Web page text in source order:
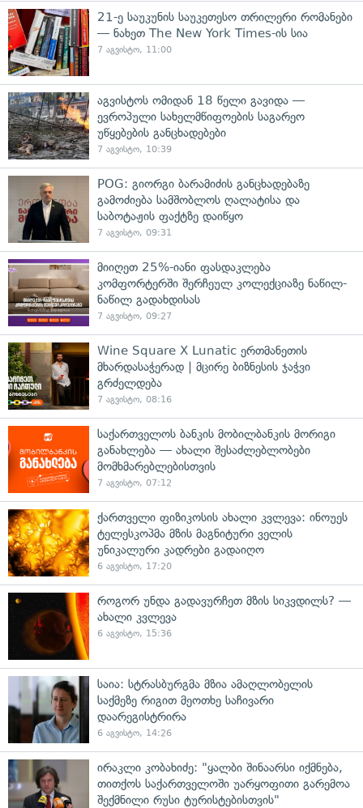
21-ე საუკუნის საუკეთესო თრილერი რომანები
— ნახეთ The New York Times-ის სია
7 აგვისტო, 11:00
აგვისტოს ომიდან 18 წელი გავიდა —
ევროპული სახელმწიფოების საგარეო
უწყებების განცხადებები
7 აგვისტო, 10:39
POG: გიორგი ბარამიძის განცხადებაზე
გამოძიება სამშობლოს ღალატისა და
საბოტაჟის ფაქტზე დაიწყო
7 აგვისტო, 09:31
მიიღეთ 25%-იანი ფასდაკლება
კომფორტერში შერჩეულ კოლექციაზე ნაწილ-
ნაწილ გადახდისას
7 აგვისტო, 09:27
Wine Square X Lunatic ერთმანეთის
მხარდასაჭერად | მცირე ბიზნესის ჯაჭვი
გრძელდება
7 აგვისტო, 08:16
საქართველოს ბანკის მობილბანკის მორიგი
განახლება — ახალი შესაძლებლობები
მომხმარებლებისთვის
7 აგვისტო, 07:12
ქართველი ფიზიკოსის ახალი კვლევა: ინოუეს
ტელესკოპმა მზის მაგნიტური ველის
უნიკალური კადრები გადაიღო
6 აგვისტო, 17:20
როგორ უნდა გადავურჩეთ მზის სიკვდილს? —
ახალი კვლევა
6 აგვისტო, 15:36
საია: სტრასბურგმა მზია ამაღლობელის
საქმეზე რიგით მეოთხე საჩივარი
დაარეგისტრირა
6 აგვისტო, 14:26
ირაკლი კობახიძე: "ყალბი შინაარსი იქმნება,
თითქოს საქართველოში უარყოფითი გარემოა
შექმნილი რუსი ტურისტებისთვის"